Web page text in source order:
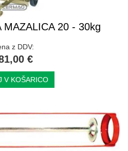
MAZALICA 20 - 30kg
z DDV:
€
V KOŠARICO